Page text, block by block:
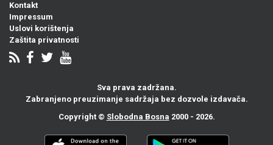
Kontakt
Impressum
Uslovi korištenja
Zaštita privatnosti
Sva prava zadržana.
Zabranjeno preuzimanje sadržaja bez dozvole izdavača.
Copyright © Slobodna Bosna 2000 - 2026.